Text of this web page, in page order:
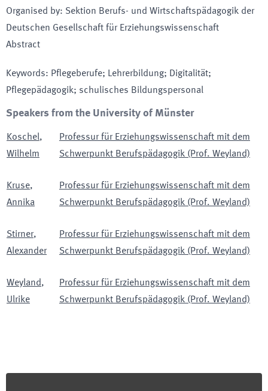
Organised by: Sektion Berufs- und Wirtschaftspädagogik der
Deutschen Gesellschaft für Erziehungswissenschaft
Abstract
Keywords: Pflegeberufe; Lehrerbildung; Digitalität;
Pflegepädagogik; schulisches Bildungspersonal
Speakers from the University of Münster
Koschel,
Wilhelm
Professur für Erziehungswissenschaft mit dem
Schwerpunkt Berufspädagogik (Prof. Weyland)
Kruse,
Annika
Professur für Erziehungswissenschaft mit dem
Schwerpunkt Berufspädagogik (Prof. Weyland)
Stirner,
Alexander
Professur für Erziehungswissenschaft mit dem
Schwerpunkt Berufspädagogik (Prof. Weyland)
Weyland,
Ulrike
Professur für Erziehungswissenschaft mit dem
Schwerpunkt Berufspädagogik (Prof. Weyland)